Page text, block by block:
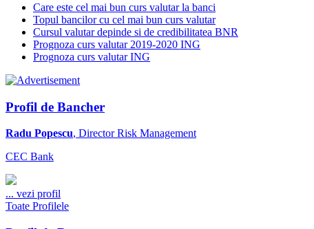
Care este cel mai bun curs valutar la banci
Topul bancilor cu cel mai bun curs valutar
Cursul valutar depinde si de credibilitatea BNR
Prognoza curs valutar 2019-2020 ING
Prognoza curs valutar ING
Profil de Bancher
Radu Popescu, Director Risk Management
CEC Bank
... vezi profil
Toate Profilele